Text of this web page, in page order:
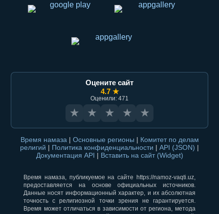
Оцените сайт
4.7 ★
Оценили: 471
★ ★ ★ ★ ★
Время намаза | Основные регионы | Комитет по делам
религий | Политика конфиденциальности | API (JSON) |
Документация API | Вставить на сайт (Widget)
Время намаза, публикуемое на сайте https://namoz-vaqti.uz,
предоставляется на основе официальных источников.
Данные носят информационный характер, и их абсолютная
точность с религиозной точки зрения не гарантируется.
Время может отличаться в зависимости от региона, метода